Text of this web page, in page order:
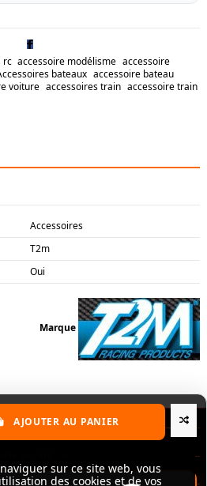
AJOUTER AU PANIER
rc accessoire modélisme accessoire
bateaux accessoire bateau
voiture accessoires train accessoire train
sur ce site web, vous
des cookies et de vos
Accessoires
T2m
Oui
Marque
produits
sur ce site web, vous
des cookies et de vos